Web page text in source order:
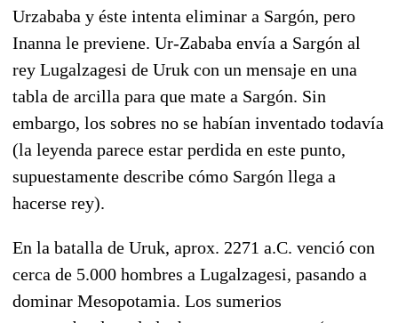
Urzababa y éste intenta eliminar a Sargón, pero
Inanna le previene. Ur-Zababa envía a Sargón al
rey Lugalzagesi de Uruk con un mensaje en una
tabla de arcilla para que mate a Sargón. Sin
embargo, los sobres no se habían inventado todavía
(la leyenda parece estar perdida en este punto,
supuestamente describe cómo Sargón llega a
hacerse rey).
En la batalla de Uruk, aprox. 2271 a.C. venció con
cerca de 5.000 hombres a Lugalzagesi, pasando a
dominar Mesopotamia. Los sumerios